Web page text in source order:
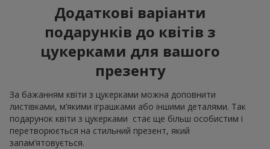
Додаткові варіанти
подарунків до квітів з
цукерками для вашого
презенту
За бажанням квіти з цукерками можна доповнити
листівками, м’якими іграшками або іншими деталями. Так
подарунок квіти з цукерками стає ще більш особистим і
перетворюється на стильний презент, який
запам’ятовується.